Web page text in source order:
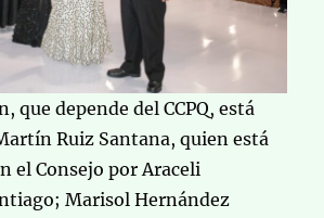
que depende del CCPQ, está
Ruiz Santana, quien está
el Consejo por Araceli
Marisol Hernández